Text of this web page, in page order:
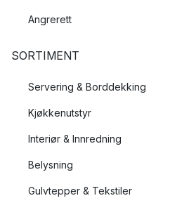
Angrerett
SORTIMENT
Servering & Borddekking
Kjøkkenutstyr
Interiør & Innredning
Belysning
Gulvtepper & Tekstiler